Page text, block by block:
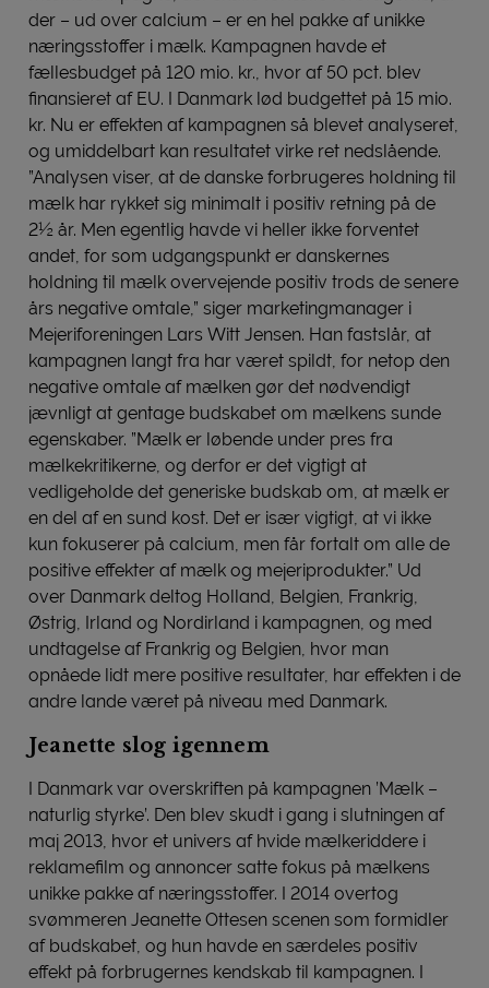
der – ud over calcium – er en hel pakke af unikke
næringsstoffer i mælk. Kampagnen havde et
fællesbudget på 120 mio. kr., hvor af 50 pct. blev
finansieret af EU. I Danmark lød budgettet på 15 mio.
kr. Nu er effekten af kampagnen så blevet analyseret,
og umiddelbart kan resultatet virke ret nedslående.
”Analysen viser, at de danske forbrugeres holdning til
mælk har rykket sig minimalt i positiv retning på de
2½ år. Men egentlig havde vi heller ikke forventet
andet, for som udgangspunkt er danskernes
holdning til mælk overvejende positiv trods de senere
års negative omtale,” siger marketingmanager i
Mejeriforeningen Lars Witt Jensen. Han fastslår, at
kampagnen langt fra har været spildt, for netop den
negative omtale af mælken gør det nødvendigt
jævnligt at gentage budskabet om mælkens sunde
egenskaber. ”Mælk er løbende under pres fra
mælkekritikerne, og derfor er det vigtigt at
vedligeholde det generiske budskab om, at mælk er
en del af en sund kost. Det er især vigtigt, at vi ikke
kun fokuserer på calcium, men får fortalt om alle de
positive effekter af mælk og mejeriprodukter.” Ud
over Danmark deltog Holland, Belgien, Frankrig,
Østrig, Irland og Nordirland i kampagnen, og med
undtagelse af Frankrig og Belgien, hvor man
opnåede lidt mere positive resultater, har effekten i de
andre lande været på niveau med Danmark.
Jeanette slog igennem
I Danmark var overskriften på kampagnen ’Mælk –
naturlig styrke’. Den blev skudt i gang i slutningen af
maj 2013, hvor et univers af hvide mælkeriddere i
reklamefilm og annoncer satte fokus på mælkens
unikke pakke af næringsstoffer. I 2014 overtog
svømmeren Jeanette Ottesen scenen som formidler
af budskabet, og hun havde en særdeles positiv
effekt på forbrugernes kendskab til kampagnen. I